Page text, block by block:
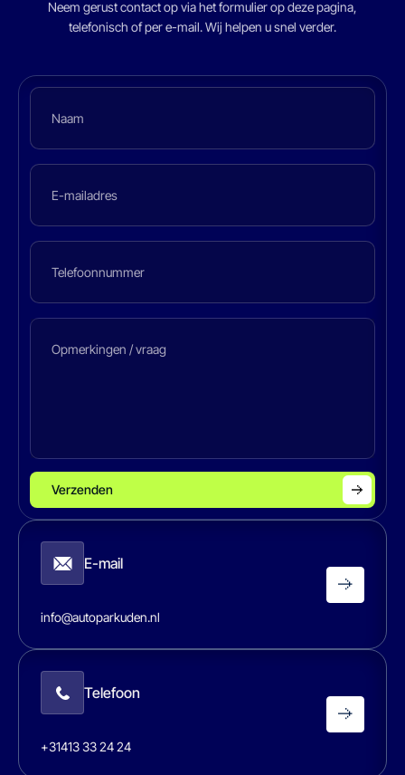
Neem gerust contact op via het formulier op deze pagina,
telefonisch of per e-mail. Wij helpen u snel verder.
Verzenden
E-mail
info@autoparkuden.nl
Telefoon
+31413 33 24 24